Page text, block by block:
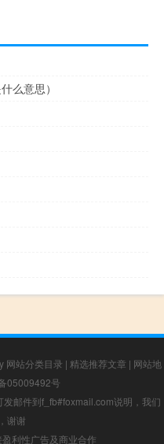
么意思）
网站分类目录 | 精选推荐文章 | 网站地
05009492号
邮件到f_fb#foxmail.com说明，我们
谢谢
利性广告及商业合作